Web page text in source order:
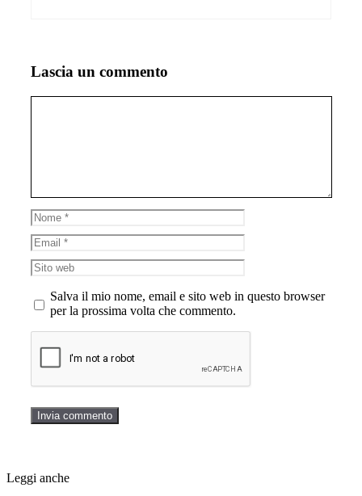
Lascia un commento
Nome
Email
Sito
web
Salva il mio nome, email e sito web in questo browser
per la prossima volta che commento.
Leggi anche